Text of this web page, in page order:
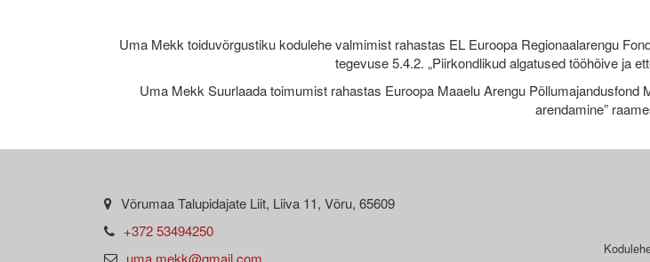
Uma Mekk toiduvõrgustiku kodulehe valmimist rahastas EL Euroopa Regionaalarengu
tegevuse 5.4.2. „Piirkondlikud algatused tööhõive ja
Uma Mekk Suurlaada toimumist rahastas Euroopa Maaelu Arengu
arendamine”
Võrumaa Talupidajate Liit, Liiva 11, Võru, 65609
+372 53494250
uma.mekk@gmail.com